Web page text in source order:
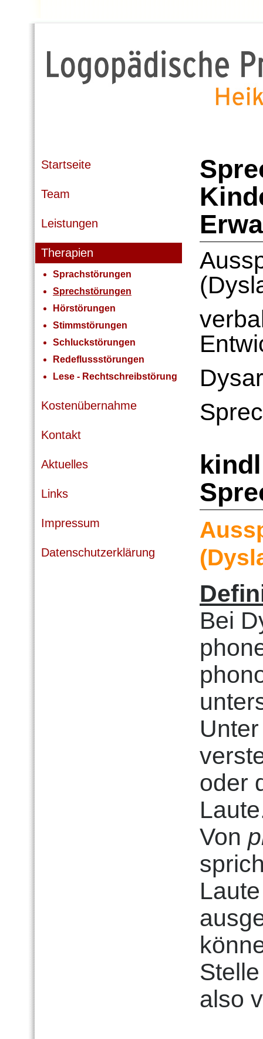
Startseite
Team
Leistungen
Therapien
Sprachstörungen
Sprechstörungen
Hörstörungen
Stimmstörungen
Schluckstörungen
Redeflussstörungen
Lese - Rechtschreibstörung
Kostenübernahme
Kontakt
Aktuelles
Links
Impressum
Datenschutzerklärung
Bei
oder
Von
also